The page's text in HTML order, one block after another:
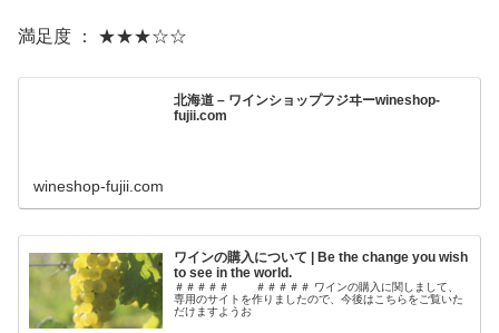
満足度 ： ★★★☆☆
北海道 – ワインショップフジヰーwineshop-
fujii.com
wineshop-fujii.com
ワインの購入について | Be the change you wish
to see in the world.
＃＃＃＃＃ ＃＃＃＃＃ ワインの購入に関しまして、
専用のサイトを作りましたので、今後はこちらをご覧いた
だけますようお